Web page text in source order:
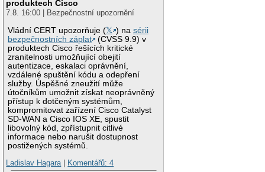
produktech Cisco
7.8. 16:00 | Bezpečnostní upozornění
Vládní CERT upozorňuje (𝕏 ) nasérii
bezpečnostních záplat
(CVSS 9.9) v
produktech Cisco řešících kritické
zranitelnosti umožňující obejití
autentizace, eskalaci oprávnění,
vzdálené spuštění kódu a odepření
služby. Úspěšné zneužití může
útočníkům umožnit získat neoprávněný
přístup k dotčeným systémům,
kompromitovat zařízení Cisco Catalyst
SD-WAN a Cisco IOS XE, spustit
libovolný kód, zpřístupnit citlivé
informace nebo narušit dostupnost
postižených systémů.
Ladislav Hagara| Komentářů: 4